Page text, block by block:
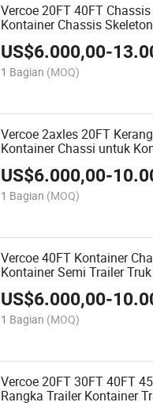
Vercoe 20FT 40FT
Kontainer Chassis
Trailer
US$6.000,00-
1 Bagian (MOQ)
Vercoe 2axles 20FT
Kontainer Chassi untuk
US$6.000,00-
1 Bagian (MOQ)
Vercoe 40FT Kontainer
Kontainer Semi Trailer Truk
US$6.000,00-
1 Bagian (MOQ)
Vercoe 20FT 30FT 40FT
Rangka Trailer Kontainer